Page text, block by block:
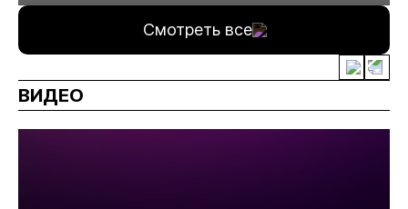
Смотреть все
ВИДЕО